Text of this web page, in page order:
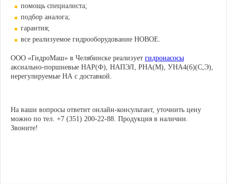
помощь специалиста;
подбор аналога;
гарантия;
все реализуемое гидрооборудование НОВОЕ.
ООО «ГидроМаш» в Челябинске реализует гидронасосы
аксиально-поршневые НАР(Ф), НАПЭЛ, РНА(М), УНА4(6)(С,Э),
нерегулируемые НА с доставкой.
На ваши вопросы ответит онлайн-консультант, уточнить цену
можно по тел. +7 (351) 200-22-88. Продукция в наличии.
Звоните!